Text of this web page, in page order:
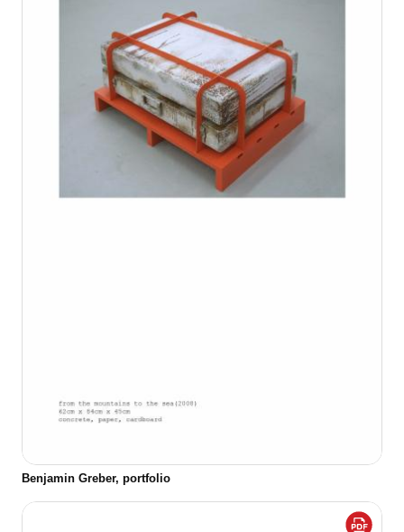
Benjamin Greber, portfolio